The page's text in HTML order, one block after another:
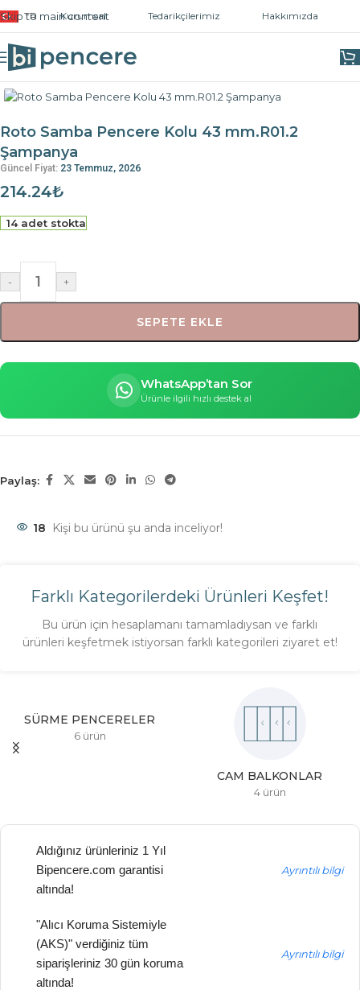
Skip to main content
TR Kurumsal Tedarikçilerimiz Hakkımızda
Ana Sayfa
Roto Samba Pencere Kolu 43 mm.R01.2
Şampanya
Güncel Fiyat: 23 Temmuz, 2026
214.24₺
14 adet stokta
- +
SEPETE EKLE
WhatsApp’tan Sor
Ürünle ilgili hızlı destek al
Paylaş:
18 Kişi bu ürünü şu anda inceliyor!
Farklı Kategorilerdeki Ürünleri Keşfet!
Bu ürün için hesaplamanı tamamladıysan ve farklı
ürünleri keşfetmek istiyorsan farklı kategorileri ziyaret et!
SÜRME PENCERELER
6 ürün
CAM BALKONLAR
4 ürün
Aldığınız ürünleriniz 1 Yıl
Bipencere.com garantisi
altında!
Ayrıntılı bilgi
"Alıcı Koruma Sistemiyle
(AKS)" verdiğiniz tüm
siparişleriniz 30 gün koruma
altında!
Ayrıntılı bilgi